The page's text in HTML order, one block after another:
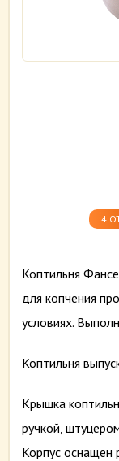
4
Коптильня
для копчения
условиях.
Коптильня
Крышка
ручкой,
Корпус оснащен